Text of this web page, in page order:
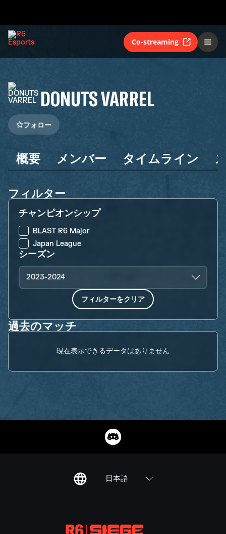
Co-streaming
DONUTS VARREL
フォロー
概要 メンバー タイムライン
フィルター
チャンピオンシップ
BLAST R6 Major
Japan League
シーズン
2023-2024
フィルターをクリア
過去のマッチ
現在表示できるデータはありません
日本語